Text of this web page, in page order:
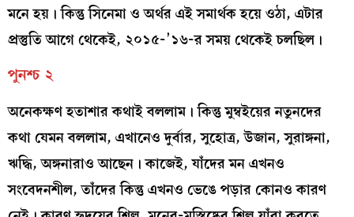
মনে হয়। কিন্তু সিনেমা ও অর্থর এই সমার্থক হয়ে ওঠা, এটার
প্রস্তুতি আগে থেকেই, ২০১৫-’১৬-র সময় থেকেই চলছিল।
পুনশ্চ ২
অনেকক্ষণ হতাশার কথাই বললাম। কিন্তু মুম্বইয়ের নতুনদের
কথা যেমন বললাম, এখানেও দুর্বার, সুহোত্র, উজান, সুরাঙ্গনা,
ঋদ্ধি, অঙ্গনারাও আছেন। কাজেই, যাঁদের মন এখনও
সংবেদনশীল, তাঁদের কিন্তু এখনও ভেঙে পড়ার কোনও কারণ